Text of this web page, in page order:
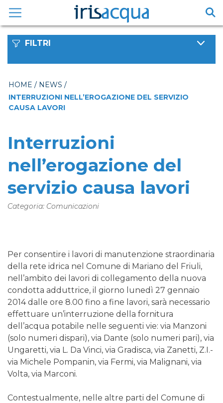
contenuto
FILTRI
HOME / NEWS /
INTERRUZIONI NELL’EROGAZIONE DEL SERVIZIO
CAUSA LAVORI
Interruzioni
nell’erogazione del
servizio causa lavori
Categoria: Comunicazioni
Per consentire i lavori di manutenzione straordinaria
della rete idrica nel Comune di Mariano del Friuli,
nell’ambito dei lavori di collegamento della nuova
condotta adduttrice, il giorno lunedì 27 gennaio
2014 dalle ore 8.00 fino a fine lavori, sarà necessario
effettuare un’interruzione della fornitura
dell’acqua potabile nelle seguenti vie: via Manzoni
(solo numeri dispari), via Dante (solo numeri pari), via
Ungaretti, via L. Da Vinci, via Gradisca, via Zanetti, Z.I.-
via Michele Pompanin, via Fermi, via Malignani, via
Volta, via Marconi.
Contestualmente, nelle altre parti del Comune di